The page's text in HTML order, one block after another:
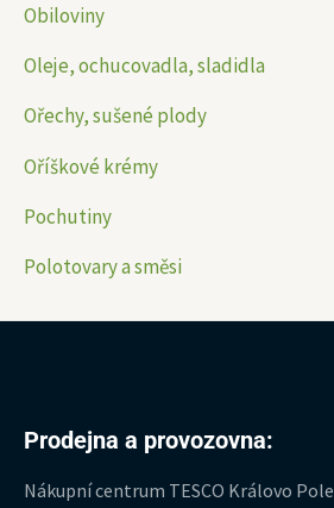
Obiloviny
Oleje, ochucovadla, sladidla
Ořechy, sušené plody
Oříškové krémy
Pochutiny
Polotovary a směsi
Prodejna a provozovna:
Nákupní centrum TESCO Královo Pole